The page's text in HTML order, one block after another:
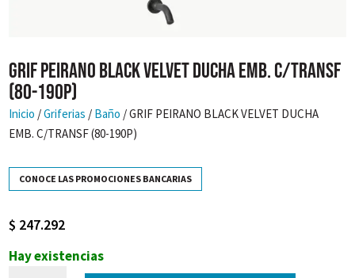
GRIF PEIRANO BLACK VELVET DUCHA EMB. C/TRANSF
(80-190P)
Inicio /Griferias / Baño / GRIF PEIRANO BLACK VELVET DUCHA
EMB. C/TRANSF (80-190P)
CONOCE LAS PROMOCIONES BANCARIAS
$ 247.292
Hay existencias